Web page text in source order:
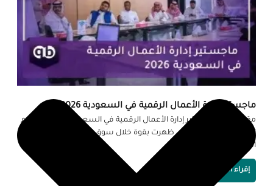
ماجستير إدارة الأعمال الرقمية في السعودية 2026
مقدمة يُعد ماجستير إدارة الأعمال الرقمية في السعودية 2026 من أهم
التخصصات الحديثة التي ظهرت بقوة خلال سوق العمل، خاصة مع
التحول الرقمي الكبير الذي
إقراء المزيد »